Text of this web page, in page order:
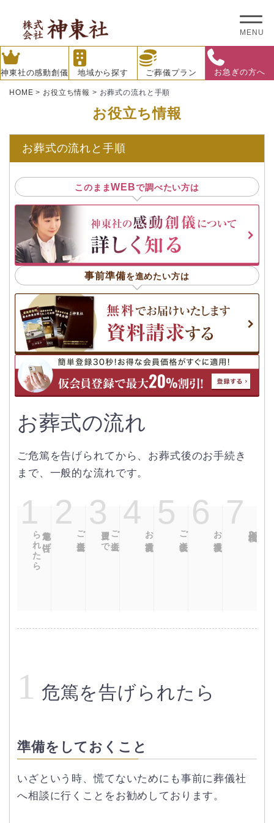
MENU
神東社の感動創儀 地域から探す ご葬儀プラン お急ぎの方へ
HOME > お役立ち情報 > お葬式の流れと手順
お役立ち情報
お葬式の流れと手順
このままWEBで調べたい方は
事前準備を進めたい方は
お葬式の流れ
ご危篤を告げられてから、お葬式後のお手続き
まで、一般的な流れです。
危篤を告げ
られたら ご逝去当日 ご逝去
翌日まで お通夜前 ご逝去後 お通夜後
1 危篤を告げられたら
準備をしておくこと
いざという時、慌てないためにも事前に葬儀社
へ相談に行くことをお勧めしております。